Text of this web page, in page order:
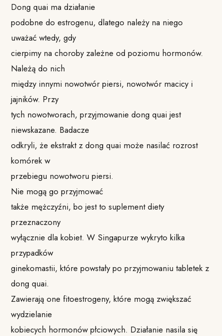
Dong quai ma działanie
podobne do estrogenu, dlatego należy na niego
uważać wtedy, gdy
cierpimy na choroby zależne od poziomu hormonów.
Należą do nich
między innymi nowotwór piersi, nowotwór macicy i
jajników. Przy
tych nowotworach, przyjmowanie dong quai jest
niewskazane. Badacze
odkryli, że ekstrakt z dong quai może nasilać rozrost
komórek w
przebiegu nowotworu piersi.
Nie mogą go przyjmować
także mężczyźni, bo jest to suplement diety
przeznaczony
wyłącznie dla kobiet. W Singapurze wykryto kilka
przypadków
ginekomastii, które powstały po przyjmowaniu tabletek z
dong quai.
Zawierają one fitoestrogeny, które mogą zwiększać
wydzielanie
kobiecych hormonów płciowych. Działanie nasila się